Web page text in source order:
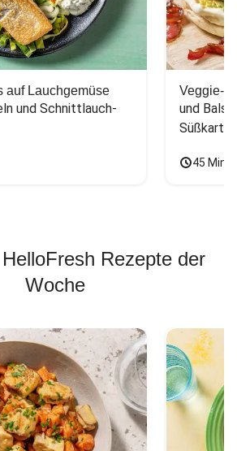
auf Lauchgemüse
und Schnittlauch-
Veggie-
und
45
Rezepte der
Woche